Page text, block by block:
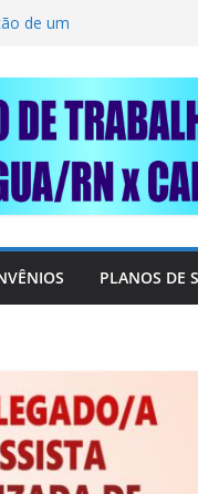
📢
Ministro
PLANOS DE